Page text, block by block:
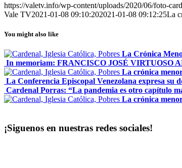
https://valetv.info/wp-content/uploads/2020/06/foto-
Vale TV2021-01-08 09:10:202021-01-08 09:12:25La
You might also like
La Crónica
In memoriam: FRANCISCO JOSÉ VIRTUOSO
La crónica
La Conferencia Episcopal Venezolana expresa su
Cardenal Porras: “La pandemia es otro capítulo
La crónica
¡Siguenos en nuestras redes sociales!